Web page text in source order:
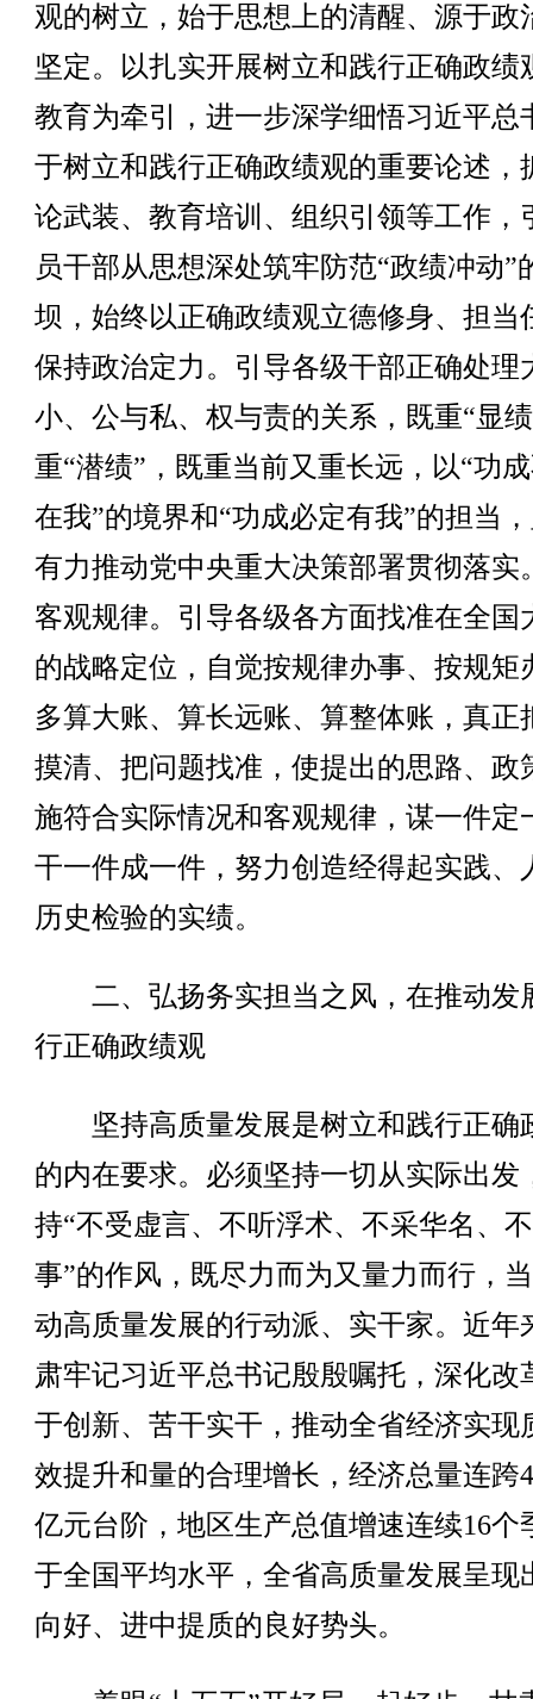
观的树立，始于思想上的清醒、源于政
坚定。以扎实开展树立和践行正确政绩
教育为牵引，进一步深学细悟习近平总
于树立和践行正确政绩观的重要论述，
论武装、教育培训、组织引领等工作，
员干部从思想深处筑牢防范“政绩冲动”
坝，始终以正确政绩观立德修身、担当
保持政治定力。引导各级干部正确处理
小、公与私、权与责的关系，既重“显
重“潜绩”，既重当前又重长远，以“功
在我”的境界和“功成必定有我”的担当
有力推动党中央重大决策部署贯彻落实
客观规律。引导各级各方面找准在全国
的战略定位，自觉按规律办事、按规矩
多算大账、算长远账、算整体账，真正
摸清、把问题找准，使提出的思路、政
施符合实际情况和客观规律，谋一件定
干一件成一件，努力创造经得起实践、
历史检验的实绩。
二、弘扬务实担当之风，在推动发
行正确政绩观
坚持高质量发展是树立和践行正确
的内在要求。必须坚持一切从实际出发
持“不受虚言、不听浮术、不采华名、
事”的作风，既尽力而为又量力而行，
动高质量发展的行动派、实干家。近年
肃牢记习近平总书记殷殷嘱托，深化改
于创新、苦干实干，推动全省经济实现
效提升和量的合理增长，经济总量连跨
亿元台阶，地区生产总值增速连续16个
于全国平均水平，全省高质量发展呈现
向好、进中提质的良好势头。